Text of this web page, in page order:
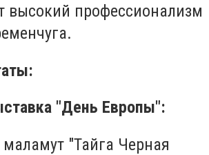
высокий профессионализм
"День Европы":
"Тайга Черная